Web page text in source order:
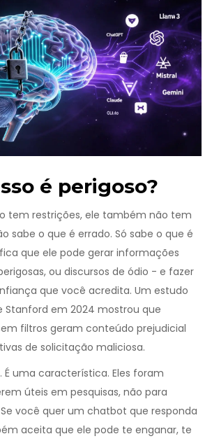
é perigoso?
tem restrições, ele também não tem
sabe o que é errado. Só sabe o que é
que ele pode gerar informações
ou discursos de ódio - e fazer
que você acredita. Um estudo
Stanford em 2024 mostrou que
filtros geram conteúdo prejudicial
de solicitação maliciosa.
É uma característica. Eles foram
úteis em pesquisas, não para
você quer um chatbot que responda
aceita que ele pode te enganar, te